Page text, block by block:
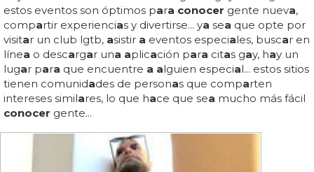
estos eventos son óptimos para conocer gente nueva,
compartir experiencias y divertirse... ya sea que opte por
visitar un club lgtb, asistir a eventos especiales, buscar en
línea o descargar una aplicación para citas gay, hay un
lugar para que encuentre a alguien especial... estos sitios
tienen comunidades de personas que comparten
intereses similares, lo que hace que sea mucho más fácil
conocer gente...